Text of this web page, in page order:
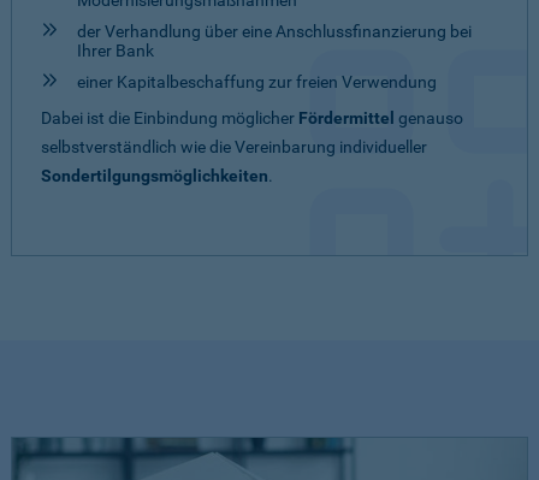
der Verhandlung über eine Anschlussfinanzierung bei
Ihrer Bank
einer Kapitalbeschaffung zur freien Verwendung
Dabei ist die Einbindung möglicher Fördermittel genauso
selbstverständlich wie die Vereinbarung individueller
Sondertilgungsmöglichkeiten.